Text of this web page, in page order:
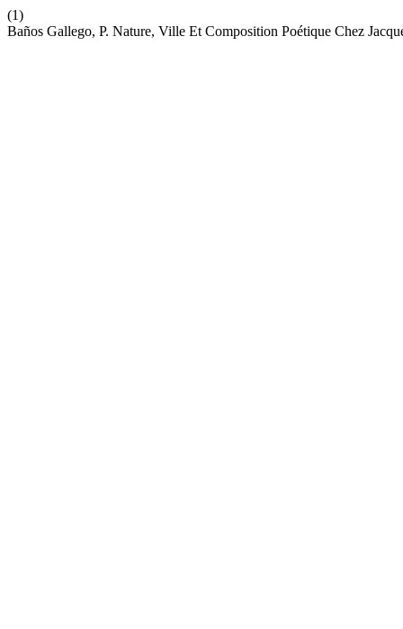
(1)
Baños Gallego, P. Nature, Ville Et Composition Poétique Chez